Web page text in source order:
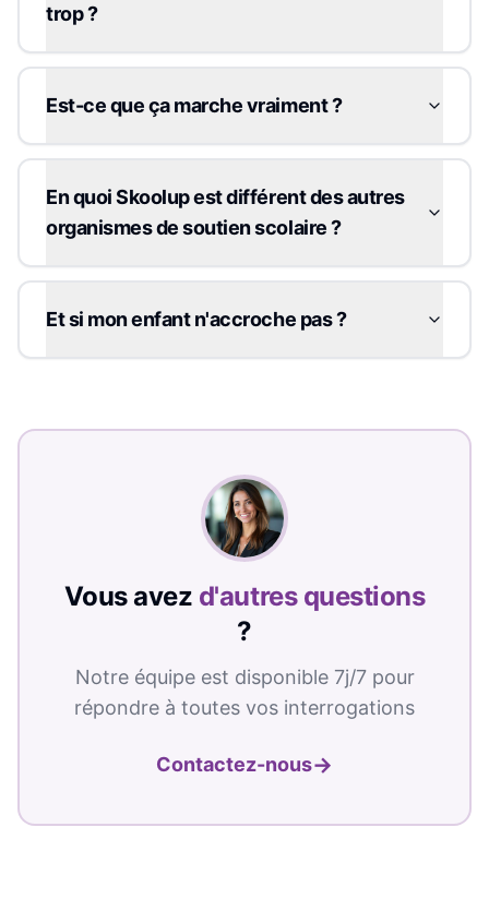
trop ?
Est-ce que ça marche vraiment ?
En quoi Skoolup est différent des autres
organismes de soutien scolaire ?
Et si mon enfant n'accroche pas ?
Vous avez d'autres questions
?
Notre équipe est disponible 7j/7 pour
répondre à toutes vos interrogations
Contactez-nous→